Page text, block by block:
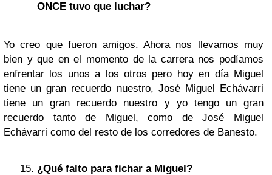
ONCE tuvo que luchar?
Yo creo que fueron amigos. Ahora nos llevamos muy
bien y que en el momento de la carrera nos podíamos
enfrentar los unos a los otros pero hoy en día Miguel
tiene un gran recuerdo nuestro, José Miguel Echávarri
tiene un gran recuerdo nuestro y yo tengo un gran
recuerdo tanto de Miguel, como de José Miguel
Echávarri como del resto de los corredores de Banesto.
¿Qué falto para fichar a Miguel?